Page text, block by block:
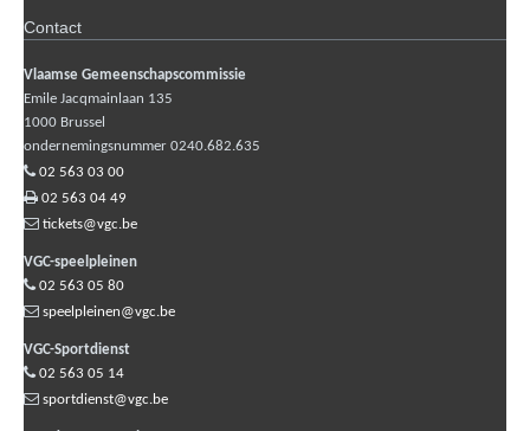
Contact
Vlaamse Gemeenschapscommissie
Emile Jacqmainlaan 135
1000 Brussel
ondernemingsnummer 0240.682.635
02 563 03 00
02 563 04 49
tickets@vgc.be
VGC-speelpleinen
02 563 05 80
speelpleinen@vgc.be
VGC-Sportdienst
02 563 05 14
sportdienst@vgc.be